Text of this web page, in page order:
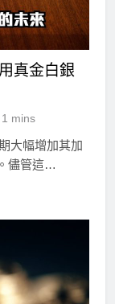
真金白銀
1 mins
大幅增加其加
儘管這…